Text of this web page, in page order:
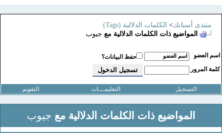
منتدى أسنانك>الكلمات الدلالية (Tags)
المواضيع ذات الكلمات الدلالية مع جيوب
اسم العضو
حفظ البيانات؟
كلمة المرور
التسجيل التعليمـــات التقويم
المواضيع ذات الكلمات الدلالية مع جيوب